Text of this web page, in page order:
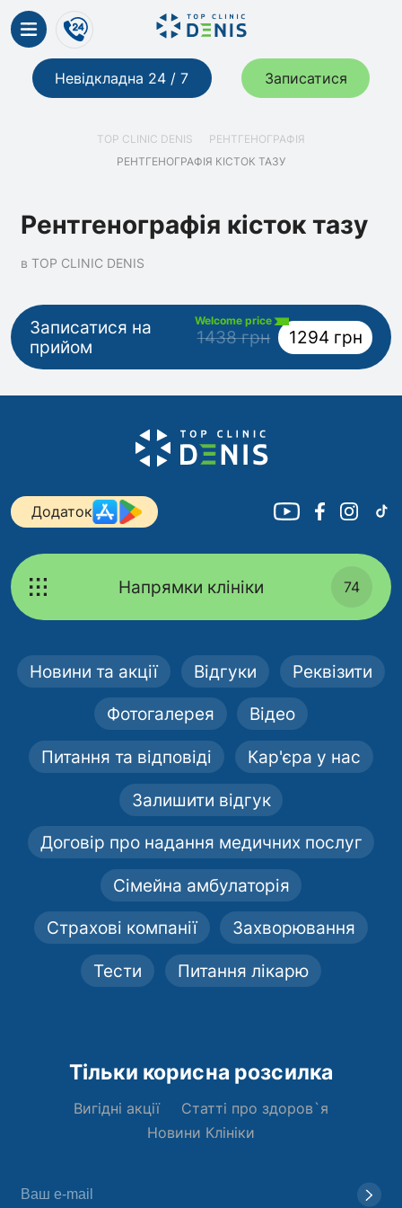
Невідкладна 24 / 7 Записатися
TOP CLINIC DENIS
РЕНТГЕНОГРАФІЯ
РЕНТГЕНОГРАФІЯ КІСТОК ТАЗУ
Рентгенографія кісток тазу
в TOP CLINIC DENIS
Записатися на
прийом
Welcome price
1438 грн 1294 грн
Додаток
Напрямки клініки 74
Новини та акції Відгуки Реквізити
Фотогалерея Відео
Питання та відповіді Кар'єра у нас
Залишити відгук
Договір про надання медичних послуг
Сімейна амбулаторія
Страхові компанії Захворювання
Тести Питання лікарю
Тільки корисна розсилка
Вигідні акції
Статті про здоров`я
Новини Клініки